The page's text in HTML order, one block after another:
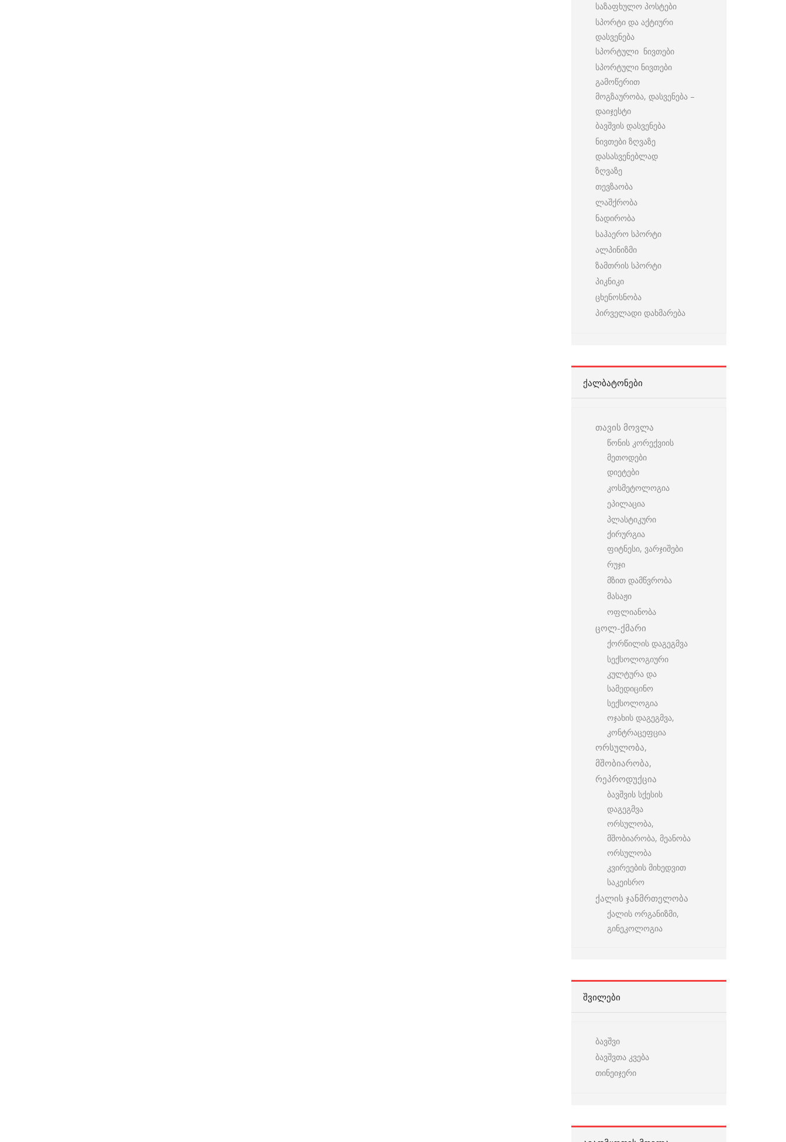
საზაფხულო პოსტები
სპორტი და აქტიური
დასვენება
სპორტული ნივთები
სპორტული ნივთები
გამოწერით
მოგზაურობა, დასვენება –
დაიჯესტი
ბავშვის დასვენება
ნივთები ზღვაზე
დასასვენებლად
ზღვაზე
თევზაობა
ლაშქრობა
ნადირობა
საჰაერო სპორტი
ალპინიზმი
ზამთრის სპორტი
პიკნიკი
ცხენოსნობა
პირველადი დახმარება
ᲥᲐᲚᲑᲐᲢᲝᲜᲔᲑᲘ
თავის მოვლა
წონის კორექვიის
მეთოდები
დიეტები
კოსმეტოლოგია
ეპილაცია
პლასტიკური
ქირურგია
ფიტნესი, ვარჯიშები
რუჯი
მზით დამწვრობა
მასაჟი
ოფლიანობა
ცოლ-ქმარი
ქორწილის დაგეგმვა
სექსოლოგიური
კულტურა და
სამედიცინო
სექსოლოგია
ოჯახის დაგეგმვა,
კონტრაცეფცია
ორსულობა,
მშობიარობა,
რეპროდუქცია
ბავშვის სქესის
დაგეგმვა
ორსულობა,
მშობიარობა, მეანობა
ორსულობა
კვირეების მიხედვით
საკეისრო
ქალის ჯანმრთელობა
ქალის ორგანიზმი,
გინეკოლოგია
ᲨᲕᲘᲚᲔᲑᲘ
ბავშვი
ბავშვთა კვება
თინეიჯერი